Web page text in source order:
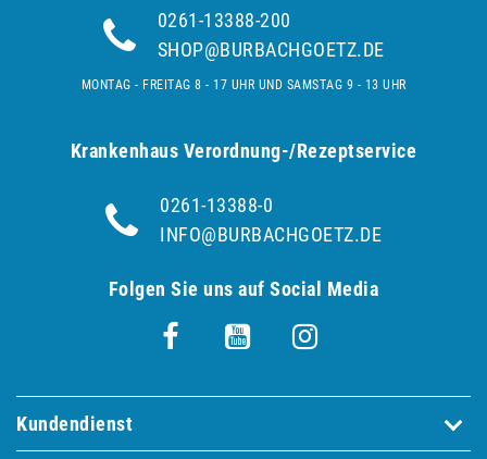
0261-13388-200
SHOP@BURBACHGOETZ.DE
MONTAG - FREITAG 8 - 17 UHR UND SAMSTAG 9 - 13 UHR
Krankenhaus Verordnung-/Rezeptservice
0261-13388-0
INFO@BURBACHGOETZ.DE
Folgen Sie uns auf Social Media
Kundendienst